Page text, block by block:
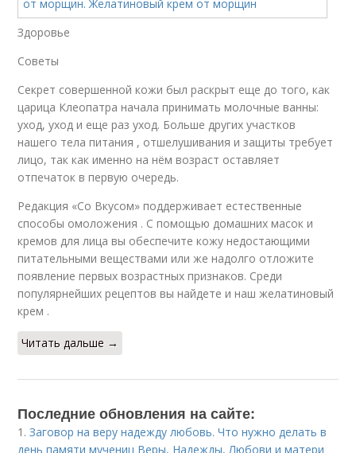
Здоровье
Советы
Секрет совершенной кожи был раскрыт еще до того, как
царица Клеопатра начала принимать молочные ванны:
уход, уход и еще раз уход. Больше других участков
нашего тела питания , отшелушивания и защиты требует
лицо, так как именно на нём возраст оставляет
отпечаток в первую очередь.
Редакция «Со Вкусом» поддерживает естественные
способы омоложения . С помощью домашних масок и
кремов для лица вы обеспечите кожу недостающими
питательными веществами или же надолго отложите
появление первых возрастных признаков. Среди
популярнейших рецептов вы найдете и наш желатиновый
крем .
Читать дальше →
Последние обновления на сайте:
1.Заговор на веру надежду любовь. Что нужно делать в
день памяти мучениц Веры, Надежды, Любови и матери